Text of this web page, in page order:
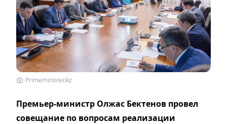
Primeminister.kz
Премьер-министр Олжас Бектенов провел
совещание по вопросам реализации